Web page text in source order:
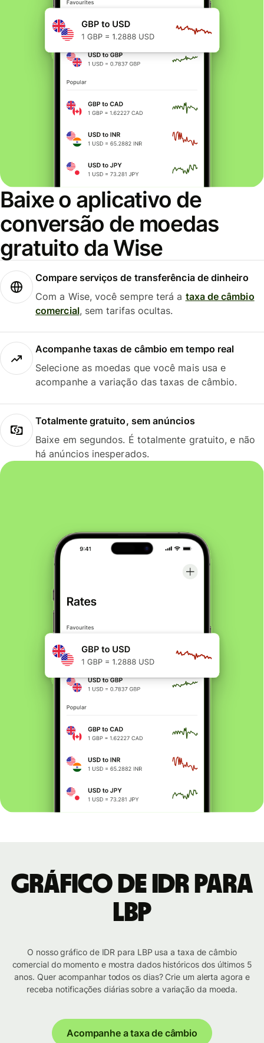
Baixe o aplicativo de
conversão de moedas
gratuito da Wise
Compare serviços de transferência de dinheiro
Com a Wise, você sempre terá a taxa de câmbio
comercial, sem tarifas ocultas.
Acompanhe taxas de câmbio em tempo real
Selecione as moedas que você mais usa e
acompanhe a variação das taxas de câmbio.
Totalmente gratuito, sem anúncios
Baixe em segundos. É totalmente gratuito, e não
há anúncios inesperados.
Gráfico de IDR para
LBP
O nosso gráfico de IDR para LBP usa a taxa de câmbio
comercial do momento e mostra dados históricos dos últimos 5
anos. Quer acompanhar todos os dias? Crie um alerta agora e
receba notificações diárias sobre a variação da moeda.
Acompanhe a taxa de câmbio